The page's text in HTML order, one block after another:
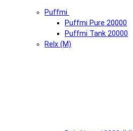
Puffmi
Puffmi Pure 20000
Puffmi Tank 20000
Relx (М)